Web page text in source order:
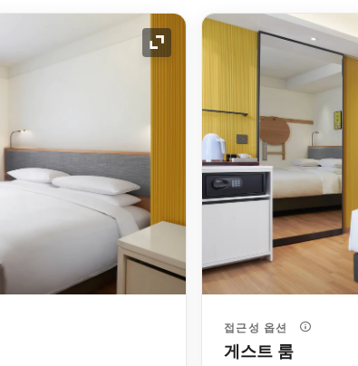
확장 아이콘
접근성 옵션
게스트 룸